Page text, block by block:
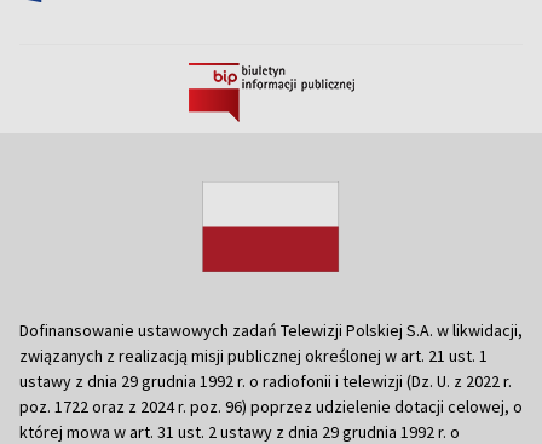
Dofinansowanie ustawowych zadań Telewizji Polskiej S.A. w likwidacji,
związanych z realizacją misji publicznej określonej w art. 21 ust. 1
ustawy z dnia 29 grudnia 1992 r. o radiofonii i telewizji (Dz. U. z 2022 r.
poz. 1722 oraz z 2024 r. poz. 96) poprzez udzielenie dotacji celowej, o
której mowa w art. 31 ust. 2 ustawy z dnia 29 grudnia 1992 r. o